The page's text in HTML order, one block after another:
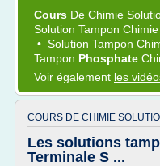
Cours De Chimie
Solution Tampon Chimie
• Solution Tampon
Tampon Phosphate
Voir également les
COURS DE CHIMIE
Les solutions
Terminale S ...